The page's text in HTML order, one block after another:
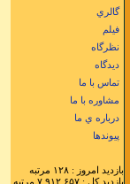
گالري
فيلم
نظرگاه
دیدگاه
تماس با ما
مشاوره با ما
درباره ي ما
پيوندها
بازديد امروز : ۱۲۸ مرتبه
بازديد کل : ۷,۹۱۲,۶۵۷ مرتبه